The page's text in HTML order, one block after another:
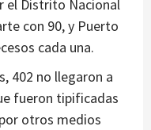
el Distrito Nacional
con 90, y Puerto
cada una.
402 no llegaron a
fueron tipificadas
otros medios